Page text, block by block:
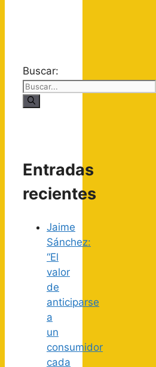
Buscar:
Entradas
recientes
Jaime
Sánchez:
“El
valor
de
anticiparse
a
un
consumidor
cada